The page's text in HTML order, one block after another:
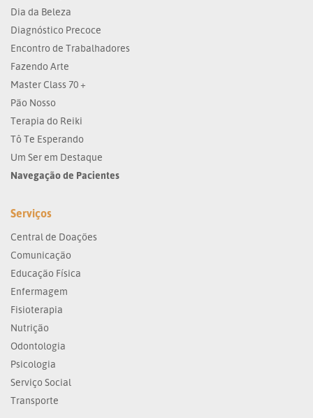
Dia da Beleza
Diagnóstico Precoce
Encontro de Trabalhadores
Fazendo Arte
Master Class 70 +
Pão Nosso
Terapia do Reiki
Tô Te Esperando
Um Ser em Destaque
Navegação de Pacientes
Serviços
Central de Doações
Comunicação
Educação Física
Enfermagem
Fisioterapia
Nutrição
Odontologia
Psicologia
Serviço Social
Transporte